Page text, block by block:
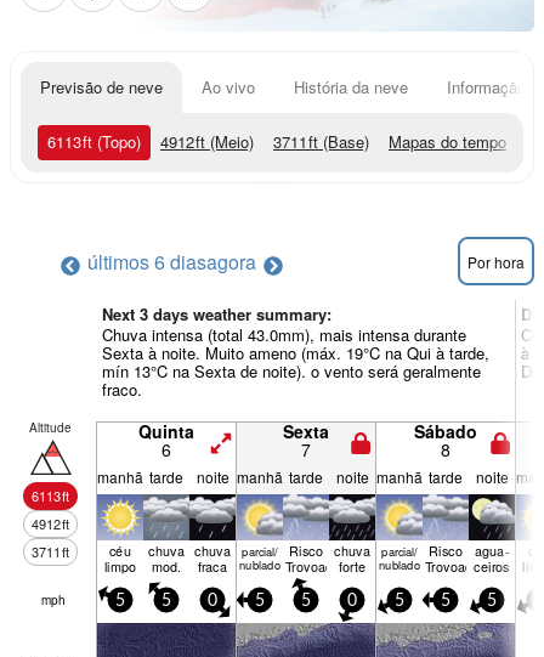
Previsão de neve Ao vivo História da neve Informação
6113ft (Topo) 4912ft (Meio) 3711ft (Base) Mapas do tempo
últimos 6 diasagora Por hora
Next 3 days weather summary:
Chuva intensa (total 43.0mm), mais intensa durante
Sexta à noite. Muito ameno (máx. 19°C na Qui à tarde,
mín 13°C na Sexta de noite). o vento será geralmente
fraco.
à
Altitude
6113ft
4912ft
3711ft
Quinta
6
Sexta
7
Sábado
8
manhã tarde noite manhã tarde noite manhã tarde noite
céu
limpo
chuva
mod.
chuva
fraca
parcial/
nublado
Risco
Trovoada
chuva
forte
parcial/
nublado
Risco
Trovoada
agua­
ceiros
mph 5 5 0 5 5 0 5 5 5